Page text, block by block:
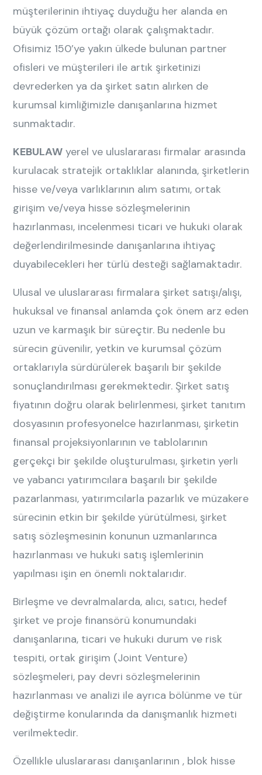
müşterilerinin ihtiyaç duyduğu her alanda en
büyük çözüm ortağı olarak çalışmaktadır.
Ofisimiz 150’ye yakın ülkede bulunan partner
ofisleri ve müşterileri ile artık şirketinizi
devrederken ya da şirket satın alırken de
kurumsal kimliğimizle danışanlarına hizmet
sunmaktadır.
KEBULAW yerel ve uluslararası firmalar arasında
kurulacak stratejik ortaklıklar alanında, şirketlerin
hisse ve/veya varlıklarının alım satımı, ortak
girişim ve/veya hisse sözleşmelerinin
hazırlanması, incelenmesi ticari ve hukuki olarak
değerlendirilmesinde danışanlarına ihtiyaç
duyabilecekleri her türlü desteği sağlamaktadır.
Ulusal ve uluslararası firmalara şirket satışı/alışı,
hukuksal ve finansal anlamda çok önem arz eden
uzun ve karmaşık bir süreçtir. Bu nedenle bu
sürecin güvenilir, yetkin ve kurumsal çözüm
ortaklarıyla sürdürülerek başarılı bir şekilde
sonuçlandırılması gerekmektedir. Şirket satış
fiyatının doğru olarak belirlenmesi, şirket tanıtım
dosyasının profesyonelce hazırlanması, şirketin
finansal projeksiyonlarının ve tablolarının
gerçekçi bir şekilde oluşturulması, şirketin yerli
ve yabancı yatırımcılara başarılı bir şekilde
pazarlanması, yatırımcılarla pazarlık ve müzakere
sürecinin etkin bir şekilde yürütülmesi, şirket
satış sözleşmesinin konunun uzmanlarınca
hazırlanması ve hukuki satış işlemlerinin
yapılması işin en önemli noktalarıdır.
Birleşme ve devralmalarda, alıcı, satıcı, hedef
şirket ve proje finansörü konumundaki
danışanlarına, ticari ve hukuki durum ve risk
tespiti, ortak girişim (Joint Venture)
sözleşmeleri, pay devri sözleşmelerinin
hazırlanması ve analizi ile ayrıca bölünme ve tür
değiştirme konularında da danışmanlık hizmeti
verilmektedir.
Özellikle uluslararası danışanlarının , blok hisse